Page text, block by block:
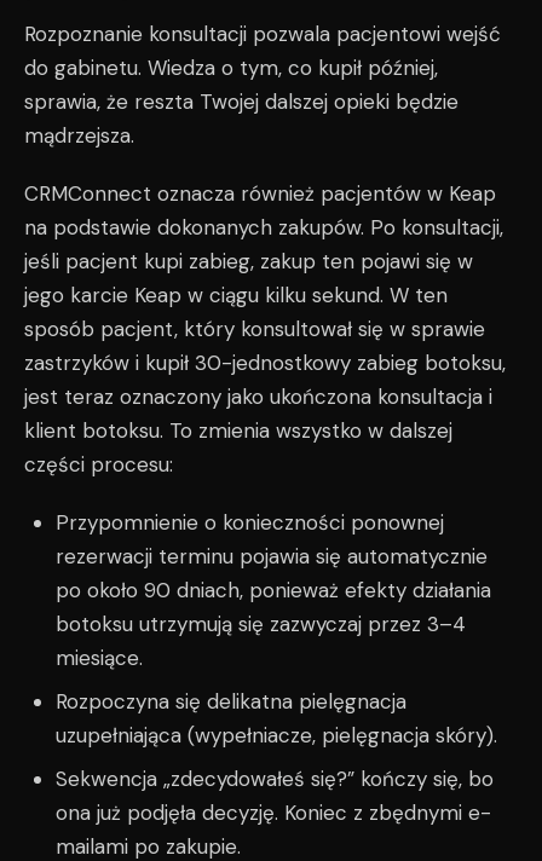
Rozpoznanie konsultacji pozwala pacjentowi wejść
do gabinetu. Wiedza o tym, co kupił później,
sprawia, że reszta Twojej dalszej opieki będzie
mądrzejsza.
CRMConnect oznacza również pacjentów w Keap
na podstawie dokonanych zakupów. Po konsultacji,
jeśli pacjent kupi zabieg, zakup ten pojawi się w
jego karcie Keap w ciągu kilku sekund. W ten
sposób pacjent, który konsultował się w sprawie
zastrzyków i kupił 30-jednostkowy zabieg botoksu,
jest teraz oznaczony jako ukończona konsultacja i
klient botoksu. To zmienia wszystko w dalszej
części procesu:
Przypomnienie o konieczności ponownej
rezerwacji terminu pojawia się automatycznie
po około 90 dniach, ponieważ efekty działania
botoksu utrzymują się zazwyczaj przez 3–4
miesiące.
Rozpoczyna się delikatna pielęgnacja
uzupełniająca (wypełniacze, pielęgnacja skóry).
Sekwencja „zdecydowałeś się?” kończy się, bo
ona już podjęła decyzję. Koniec z zbędnymi e-
mailami po zakupie.